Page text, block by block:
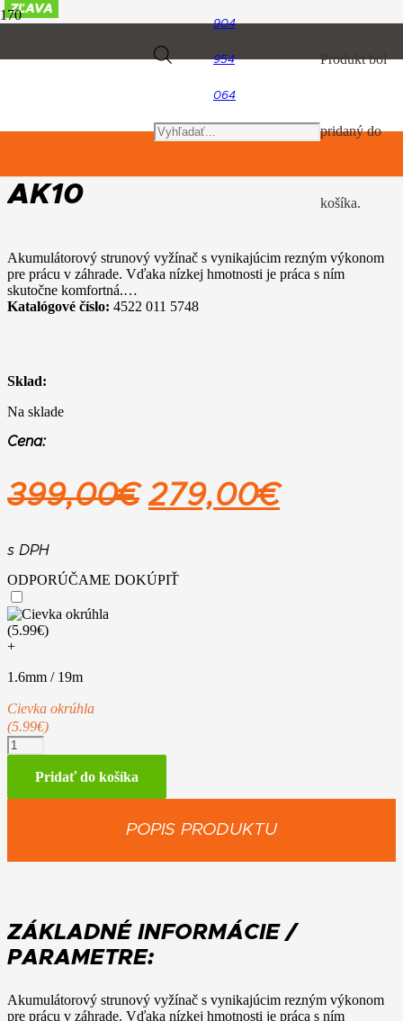
904
954
064
Products
search
Produktbol
pridaný do
košíka.
Akumulátorový program
AK10
Akumulátorový strunový vyžínač s vynikajúcim rezným výkonom
pre prácu v záhrade. Vďaka nízkej hmotnosti je práca s ním
skutočne komfortná.…
Katalógové číslo: 4522 011 5748
Sklad:
Na sklade
Cena:
399,00€ Pôvodná
399,00€.
279,00€
s DPH
ODPORÚČAME DOKÚPIŤ
+
1.6mm / 19m
Cievka okrúhla
(5.99€)
množstvo
STIHL
Pridať do košíka
POPIS PRODUKTU
ZÁKLADNÉ INFORMÁCIE /
PARAMETRE:
Akumulátorový strunový vyžínač s vynikajúcim rezným výkonom
pre prácu v záhrade. Vďaka nízkej hmotnosti je práca s ním
ZĽAVA
ZĽAVA
ZĽAVA
ZĽAVA
ZĽAVA
ZĽAVA
ZĽAVA